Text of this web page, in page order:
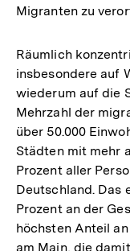
Migranten zu
Räumlich
insbesondere auf
wiederum auf die
Mehrzahl der
über 50.000
Städten mit mehr
Prozent aller
Deutschland. Das
Prozent an der
höchsten Anteil
am Main, die